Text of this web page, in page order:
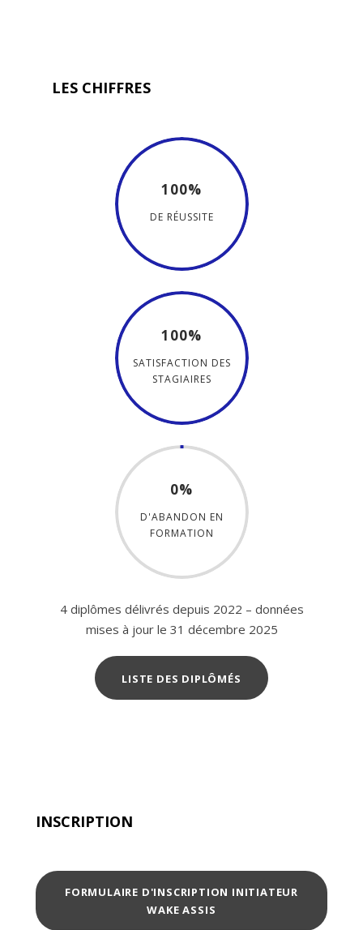
LES CHIFFRES
100%
DE RÉUSSITE
100%
SATISFACTION DES
STAGIAIRES
0%
D'ABANDON EN
FORMATION
4 diplômes délivrés depuis 2022 – données
mises à jour le 31 décembre 2025
LISTE DES DIPLÔMÉS
INSCRIPTION
FORMULAIRE D'INSCRIPTION INITIATEUR
WAKE ASSIS